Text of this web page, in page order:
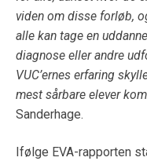
viden om disse forløb,
alle kan tage en
diagnose eller andre
VUC’ernes erfaring
mest sårbare elever
Sanderhage.
Ifølge EVA-rapporten